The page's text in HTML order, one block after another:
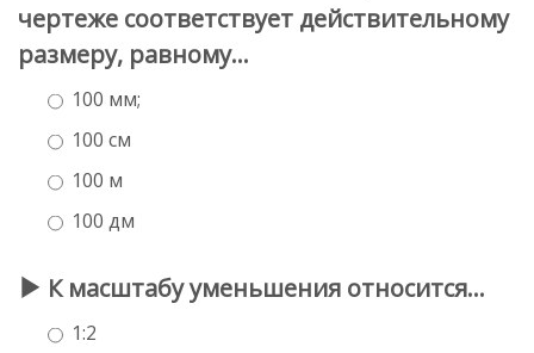
чертеже соответствует действительному
размеру, равному…
100 мм;
100 см
100 м
100 дм
К масштабу уменьшения относится…
1:2